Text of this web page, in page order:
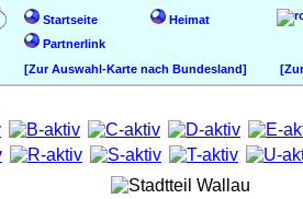
Startseite Heimat
Partnerlink
[Zur Auswahl-Karte nach Bundesland]